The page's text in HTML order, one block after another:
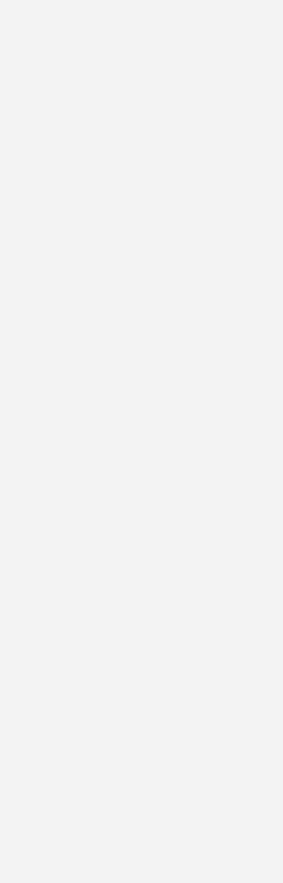
Niederlassungsleiter
Nürnberg angetreten. In
verantwortet er die Führung
und ist zentraler
Klima- und Kältefachkunden im